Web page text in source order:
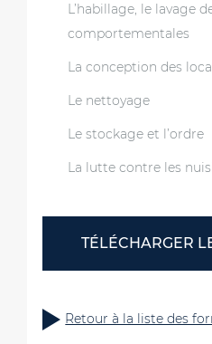
L’habillage, le lavage
comportementales
La conception des
Le nettoyage
Le stockage et l’ordre
La lutte contre les
TÉLÉCHARGER
Retour à la liste des